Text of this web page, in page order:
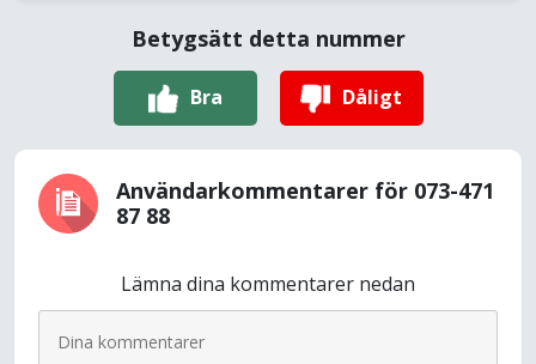
Betygsätt detta nummer
Bra Dåligt
Användarkommentarer för 073-471
87 88
Lämna dina kommentarer nedan